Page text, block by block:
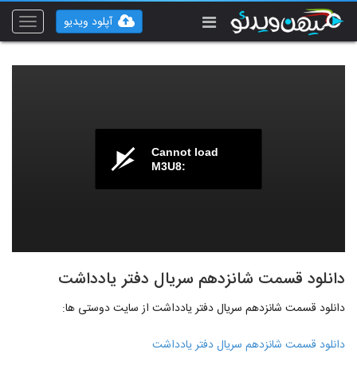
Toggle
آپلود ویدیو
Cannot load
M3U8:
دانلود قسمت شانزدهم سریال دفتر یادداشت
دانلود قسمت شانزدهم سریال دفتر یادداشت از سایت دوستی ها:
دانلود قسمت شانزدهم سریال دفتر یادداشت